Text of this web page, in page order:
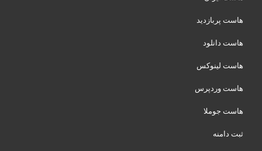
هاست پربازدید
هاست دانلود
هاست لینوکس
هاست وردپرس
هاست جوملا
ثبت دامنه